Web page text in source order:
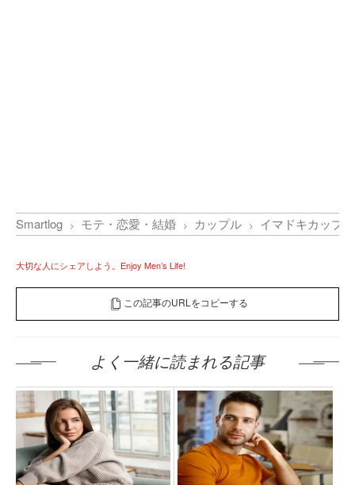
Smartlog モテ・恋愛・結婚 カップル イマドキカップ
大切な人にシェアしよう。Enjoy Men’s Life!
この記事のURLをコピーする
よく一緒に読まれる記事